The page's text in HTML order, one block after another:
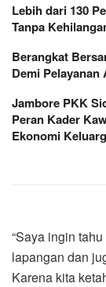
Lebih dari 130
Tanpa
Berangkat
Demi
Jambore PKK
Peran Kader
Ekonomi
“Saya ingin
lapangan dan
Karena kita